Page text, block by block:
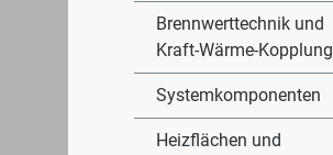
Brennwerttechnik und
Kraft-Wärme-Kopplung
Systemkomponenten
Heizflächen und